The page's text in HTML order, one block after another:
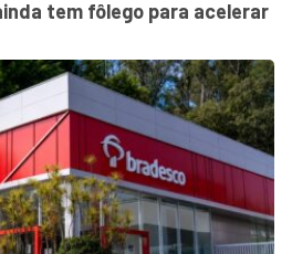
tem fôlego para acelerar